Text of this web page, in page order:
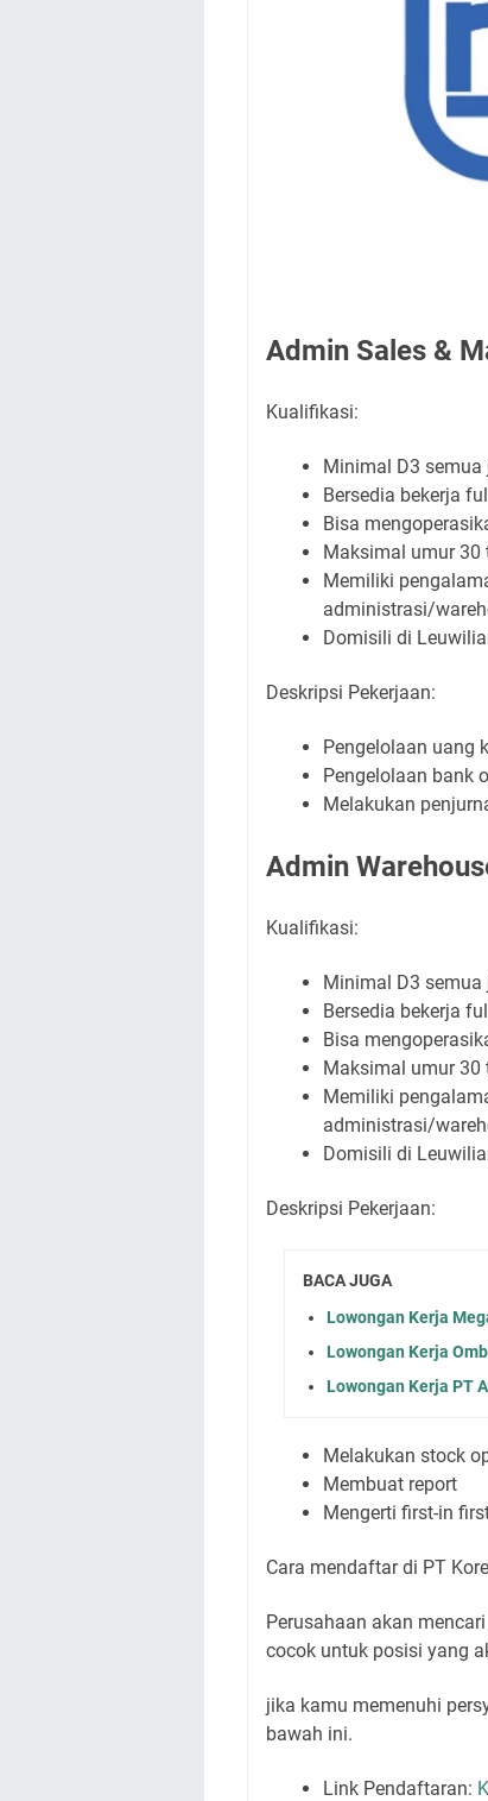
Admin Sales &
Kualifikasi:
Minimal D3 semua
Bersedia bekerja
Bisa
Maksimal umur 30
Memiliki
administrasi/
Domisili di
Deskripsi Pekerjaan:
Pengelolaan uang
Pengelolaan bank
Melakukan
Admin
Kualifikasi:
Minimal D3 semua
Bersedia bekerja
Bisa
Maksimal umur 30
Memiliki
administrasi/
Domisili di
Deskripsi Pekerjaan:
BACA JUGA
Lowongan Kerja
Lowongan Kerja
Lowongan Kerja PT
Melakukan stock
Membuat report
Mengerti first-in
Cara mendaftar di PT
Perusahaan akan
cocok untuk posisi yang
jika kamu memenuhi
bawah ini.
Link Pendaftaran: